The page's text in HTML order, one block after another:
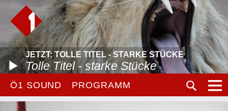
JETZT: TOLLE TITEL - STARKE STÜCKE
Tolle Titel - starke Stücke
Ö1 SOUND PROGRAMM